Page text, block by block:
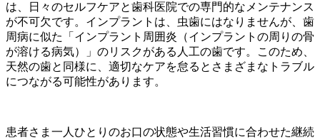
は、日々のセルフケアと歯科医院での専門的なメンテナンス
が不可欠です。インプラントは、虫歯にはなりませんが、歯
周病に似た「インプラント周囲炎（インプラントの周りの骨
が溶ける病気）」のリスクがある人工の歯です。このため、
天然の歯と同様に、適切なケアを怠るとさまざまなトラブル
につながる可能性があります。
患者さま一人ひとりのお口の状態や生活習慣に合わせた継続